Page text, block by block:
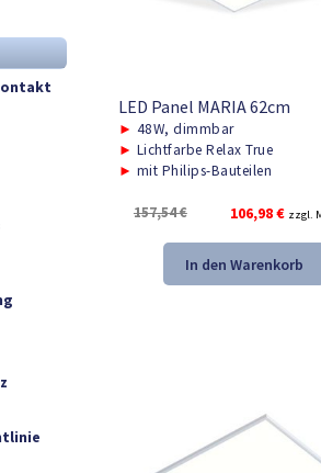
LED Panel MARIA 62cm
► 48W, dimmbar
► Lichtfarbe Relax True
► mit Philips-Bauteilen
157,54€
Ursprünglicher
war:
157,54 €
106,98€
ist:
zzgl.
In den Warenkorb